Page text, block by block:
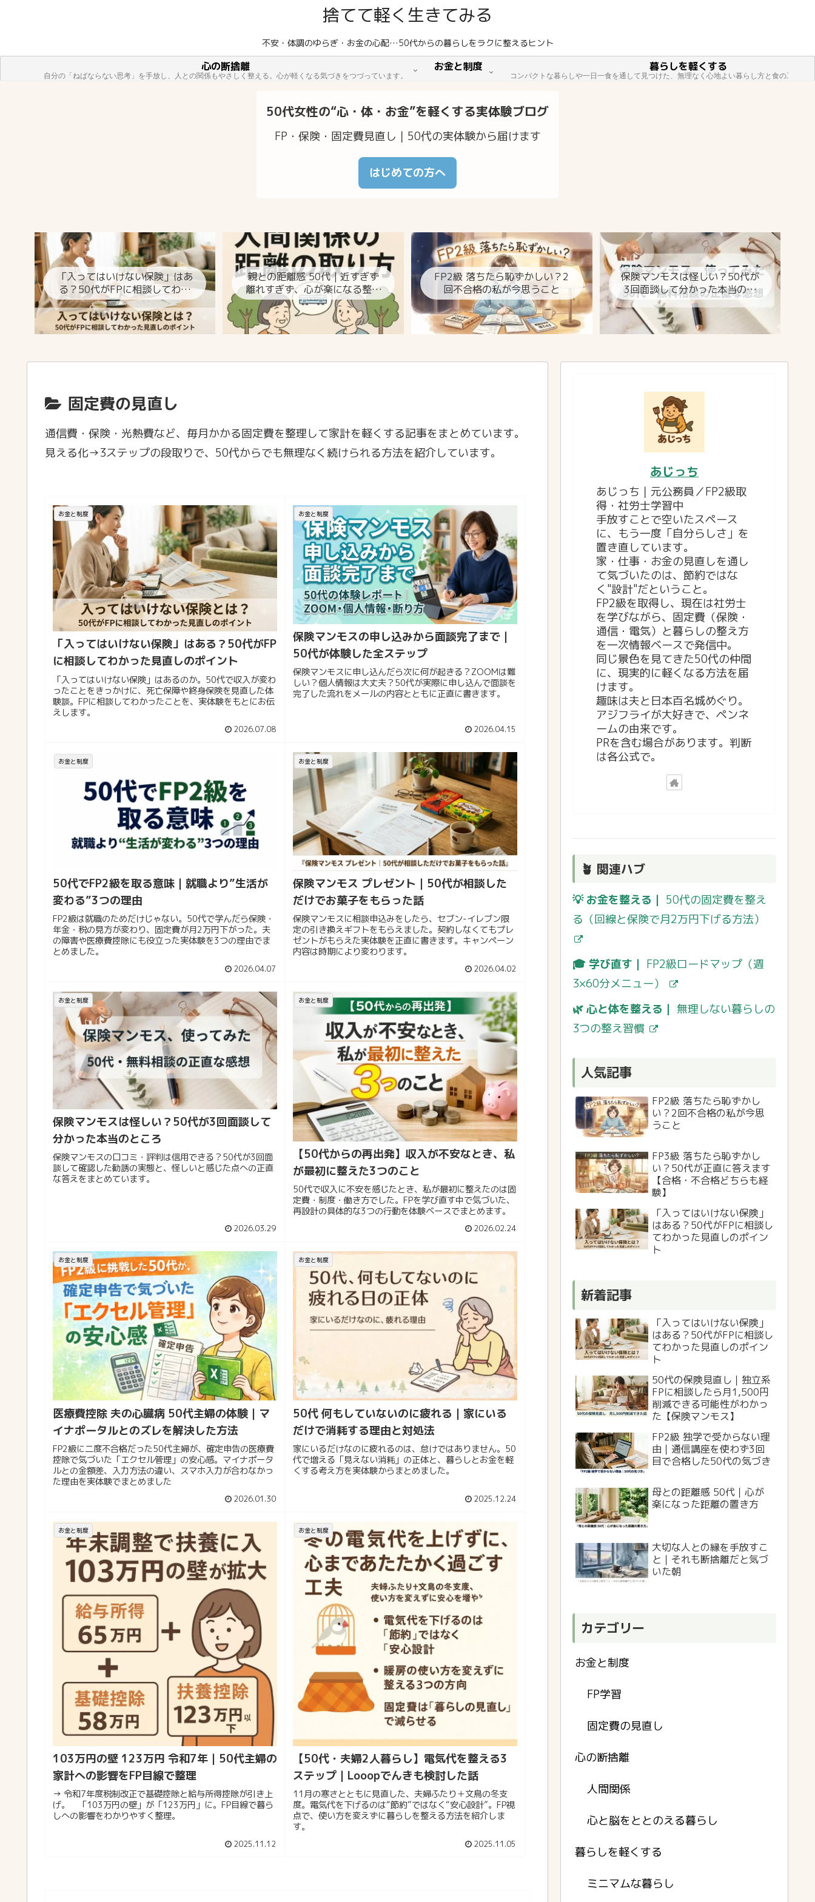
捨てて軽く生きてみる
不安・体調のゆらぎ・お金の心配…50代からの暮らしをラクに整えるヒント
心の断捨離
自分の「ねばならない思考」を手放し、人との関係もやさしく整える。心が軽くなる気づきをつづっています。
お金と制度 暮らしを軽くする
コンパクトな暮らしや一日一食を通して見つけた、無理なく心地よい暮らし方と食の工夫を
50代女性の“心・体・お金”を軽くする実体験ブログ
FP・保険・固定費見直し｜50代の実体験から届けます
はじめての方へ
「入ってはいけない保険」はあ
る？50代がFPに相談してわか
った見直しのポイント
親との距離感 50代｜近すぎず
離れすぎず、心が楽になる整え
方
FP2級 落ちたら恥ずかしい？2
回不合格の私が今思うこと
保険マンモスは怪しい？50代が
3回面談して分かった本当のと
ころ
固定費の見直し
通信費・保険・光熱費など、毎月かかる固定費を整理して家計を軽くする記事をまとめています。
見える化→3ステップの段取りで、50代からでも無理なく続けられる方法を紹介しています。
お金と制度
「入ってはいけない保険」はある？50代がFP
に相談してわかった見直しのポイント
「入ってはいけない保険」はあるのか。50代で収入が変わ
ったことをきっかけに、死亡保障や終身保険を見直した体
験談。FPに相談してわかったことを、実体験をもとにお伝
えします。
2026.07.08
お金と制度
保険マンモスの申し込みから面談完了まで｜
50代が体験した全ステップ
保険マンモスに申し込んだら次に何が起きる？ZOOMは難
しい？個人情報は大丈夫？50代が実際に申し込んで面談を
完了した流れをメールの内容とともに正直に書きます。
2026.04.15
お金と制度
50代でFP2級を取る意味｜就職より”生活が
変わる”3つの理由
FP2級は就職のためだけじゃない。50代で学んだら保険・
年金・税の見方が変わり、固定費が月2万円下がった。夫
の障害や医療費控除にも役立った実体験を3つの理由でま
とめました。
2026.04.07
お金と制度
保険マンモス プレゼント｜50代が相談した
だけでお菓子をもらった話
保険マンモスに相談申込みをしたら、セブン-イレブン限
定の引き換えギフトをもらえました。契約しなくてもプレ
ゼントがもらえた実体験を正直に書きます。キャンペーン
内容は時期により変わります。
2026.04.02
お金と制度
保険マンモスは怪しい？50代が3回面談して
分かった本当のところ
保険マンモスの口コミ・評判は信用できる？50代が3回面
談して確認した勧誘の実態と、怪しいと感じた点への正直
な答えをまとめています。
2026.03.29
お金と制度
【50代からの再出発】収入が不安なとき、私
が最初に整えた3つのこと
50代で収入に不安を感じたとき、私が最初に整えたのは固
定費・制度・働き方でした。FPを学び直す中で気づいた、
再設計の具体的な3つの行動を体験ベースでまとめます。
2026.02.24
お金と制度
医療費控除 夫の心臓病 50代主婦の体験｜マ
イナポータルとのズレを解決した方法
FP2級に二度不合格だった50代主婦が、確定申告の医療費
控除で気づいた「エクセル管理」の安心感。マイナポータ
ルとの金額差、入力方法の違い、スマホ入力が合わなかっ
た理由を実体験でまとめました
2026.01.30
お金と制度
50代 何もしていないのに疲れる｜家にいる
だけで消耗する理由と対処法
家にいるだけなのに疲れるのは、怠けではありません。50
代で増える「見えない消耗」の正体と、暮らしとお金を軽
くする考え方を実体験からまとめました。
2025.12.24
お金と制度
103万円の壁 123万円 令和7年｜50代主婦の
家計への影響をFP目線で整理
→ 令和7年度税制改正で基礎控除と給与所得控除が引き上
げ。 「103万円の壁」が「123万円」に。FP目線で暮ら
しへの影響をわかりやすく整理。
2025.11.12
お金と制度
【50代・夫婦2人暮らし】電気代を整える3
ステップ｜Looopでんきも検討した話
11月の寒さとともに見直した、夫婦ふたり＋文鳥の冬支
度。電気代を下げるのは“節約”ではなく“安心設計”。FP視
点で、使い方を変えずに暮らしを整える方法を紹介しま
す。
2025.11.05
あじっち
あじっち｜元公務員／FP2級取
得・社労士学習中
手放すことで空いたスペース
に、もう一度「自分らしさ」を
置き直しています。
家・仕事・お金の見直しを通し
て気づいたのは、節約ではな
く"設計"だということ。
FP2級を取得し、現在は社労士
を学びながら、固定費（保険・
通信・電気）と暮らしの整え方
を一次情報ベースで発信中。
同じ景色を見てきた50代の仲間
に、現実的に軽くなる方法を届
けます。
趣味は夫と日本百名城めぐり。
アジフライが大好きで、ペンネ
ームの由来です。
PRを含む場合があります。判断
は各公式で。
🪴 関連ハブ
💡 お金を整える｜ 50代の固定費を整え
る（回線と保険で月2万円下げる方法）
🎓 学び直す｜ FP2級ロードマップ（週
3×60分メニュー）
🌿 心と体を整える｜ 無理しない暮らしの
3つの整え習慣
人気記事
FP2級 落ちたら恥ずかし
い？2回不合格の私が今思
うこと
FP3級 落ちたら恥ずかし
い？50代が正直に答えます
【合格・不合格どちらも経
験】
「入ってはいけない保険」
はある？50代がFPに相談し
てわかった見直しのポイン
ト
新着記事
「入ってはいけない保険」
はある？50代がFPに相談し
てわかった見直しのポイン
ト
50代の保険見直し｜独立系
FPに相談したら月1,500円
削減できる可能性がわかっ
た【保険マンモス】
FP2級 独学で受からない理
由｜通信講座を使わず3回
目で合格した50代の気づき
母との距離感 50代｜心が
楽になった距離の置き方
大切な人との縁を手放すこ
と｜それも断捨離だと気づ
いた朝
カテゴリー
お金と制度
FP学習
固定費の見直し
心の断捨離
人間関係
心と脳をととのえる暮らし
暮らしを軽くする
ミニマムな暮らし